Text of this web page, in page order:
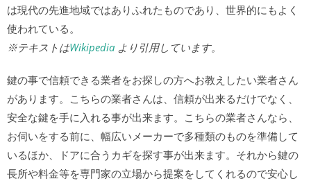
は現代の先進地域ではありふれたものであり、世界的にもよく
使われている。
※テキストはWikipedia より引用しています。
鍵の事で信頼できる業者をお探しの方へお教えしたい業者さん
があります。こちらの業者さんは、信頼が出来るだけでなく、
安全な鍵を手に入れる事が出来ます。こちらの業者さんなら、
お伺いをする前に、幅広いメーカーで多種類のものを準備して
いるほか、ドアに合うカギを探す事が出来ます。それから鍵の
長所や料金等を専門家の立場から提案をしてくれるので安心し